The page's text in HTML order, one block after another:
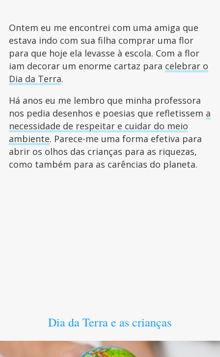
Ontem eu me encontrei com uma amiga que
estava indo com sua filha comprar uma flor
para que hoje ela levasse à escola. Com a flor
iam decorar um enorme cartaz para celebrar o
Dia da Terra.
Há anos eu me lembro que minha professora
nos pedia desenhos e poesias que refletissem a
necessidade de respeitar e cuidar do meio
ambiente. Parece-me uma forma efetiva para
abrir os olhos das crianças para as riquezas,
como também para as carências do planeta.
Dia da Terra e as crianças